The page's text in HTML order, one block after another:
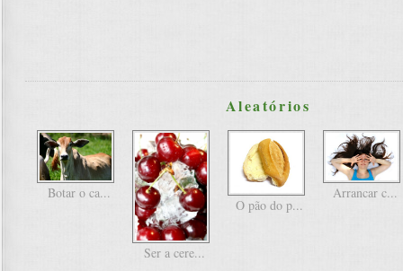
Aleatórios
Botar o ca...
Ser a cere...
O pão do p...
Arrancar c...